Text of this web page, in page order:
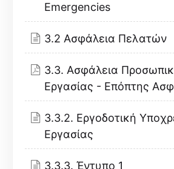
Emergencies
3.2 Ασφάλεια Πελατών
3.3. Ασφάλεια
Εργασίας - Επόπτης
3.3.2. Εργοδοτική
Εργασίας
3.3.3. Έντυπο 1